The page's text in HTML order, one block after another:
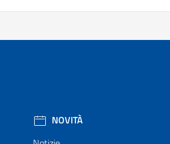
NOVITÀ